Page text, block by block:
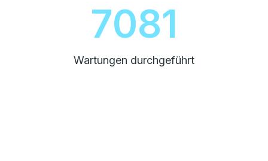
8000
Wartungen durchgeführt